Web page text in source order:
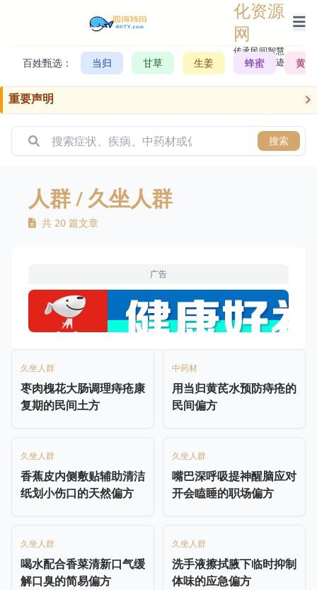
化资源
网
传承民间智慧，
记录历史轨迹
百姓甄选： 当归 甘草 生姜 蜂蜜 黄芪
重要声明
搜索
人群/ 久坐人群
共 20 篇文章
广告
久坐人群
枣肉槐花大肠调理痔疮康
复期的民间土方
中药材
用当归黄芪水预防痔疮的
民间偏方
久坐人群
香蕉皮内侧敷贴辅助清洁
纸划小伤口的天然偏方
久坐人群
嘴巴深呼吸提神醒脑应对
开会瞌睡的职场偏方
久坐人群
喝水配合香菜清新口气缓
解口臭的简易偏方
久坐人群
洗手液擦拭腋下临时抑制
体味的应急偏方